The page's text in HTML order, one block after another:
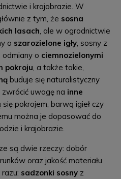
i krajobrazie. W
z tym, że sosna
lasach , ale w ogrodnictwie
o szarozielone igły , sosny z
, odmiany o ciemnozielonymi
pokroju , a także takie,
buduje się naturalistyczny
uwagę na inne
pokrojem, barwą igieł czy
można je dopasować do
i krajobrazie.
są dwie rzeczy: dobór
oraz jakość materiału.
sadzonki sosny z